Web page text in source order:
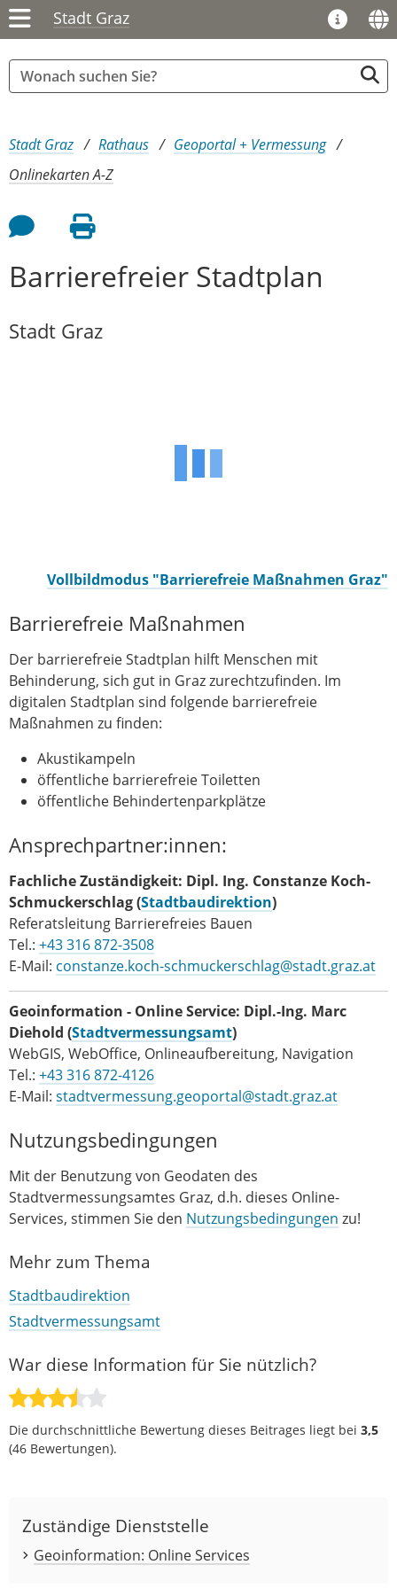
Stadt Graz
Sie sind hier:
Stadt Graz Rathaus
Geoportal + Vermessung
Onlinekarten A-Z
Feedback an Autor
Seite drucken
Barrierefreier Stadtplan
Stadt Graz
Vollbildmodus "Barrierefreie Maßnahmen Graz"
Barrierefreie Maßnahmen
Der barrierefreie Stadtplan hilft Menschen mit
Behinderung, sich gut in Graz zurechtzufinden. Im
digitalen Stadtplan sind folgende barrierefreie
Maßnahmen zu finden:
Akustikampeln
öffentliche barrierefreie Toiletten
öffentliche Behindertenparkplätze
Ansprechpartner:innen:
Fachliche Zuständigkeit: Dipl. Ing. Constanze Koch-
Schmuckerschlag (Stadtbaudirektion)
Referatsleitung Barrierefreies Bauen
Tel.: +43 316 872-3508
E-Mail: constanze.koch-schmuckerschlag@stadt.graz.at
Geoinformation - Online Service: Dipl.-Ing. Marc
Diehold (Stadtvermessungsamt)
WebGIS, WebOffice, Onlineaufbereitung, Navigation
Tel.: +43 316 872-4126
E-Mail: stadtvermessung.geoportal@stadt.graz.at
Nutzungsbedingungen
Mit der Benutzung von Geodaten des
Stadtvermessungsamtes Graz, d.h. dieses Online-
Services, stimmen Sie den Nutzungsbedingungen zu!
Mehr zum Thema
Stadtbaudirektion
Stadtvermessungsamt
War diese Information für Sie nützlich?
Die durchschnittliche Bewertung dieses Beitrages liegt bei 3,5
(46 Bewertungen).
Zuständige Dienststelle
Geoinformation: Online Services